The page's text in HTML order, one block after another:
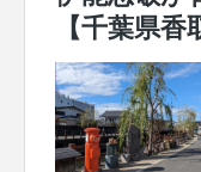
エアクローゼット
エスコンフィールド
オートロウリュ